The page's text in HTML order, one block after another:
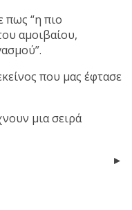
πως “η πιο
αμοιβαίου,
που μας έφτασε
μια σειρά